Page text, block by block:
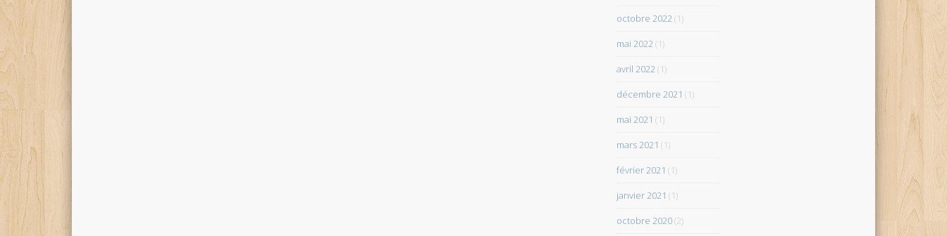
octobre 2022 (1)
mai 2022 (1)
avril 2022 (1)
décembre 2021 (1)
mai 2021 (1)
mars 2021 (1)
février 2021 (1)
janvier 2021 (1)
octobre 2020(2)